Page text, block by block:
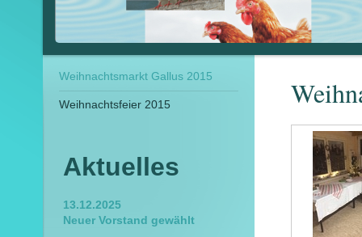
Weihnachtsmarkt Gallus 2015
Weihnachtsfeier 2015
Aktuelles
13.12.2025
Neuer Vorstand gewählt